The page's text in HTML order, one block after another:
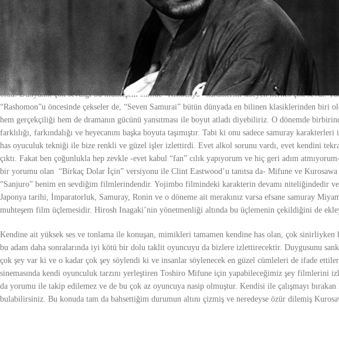
biraz daha bilinmesi, okunacak dergi, kitap yani kaynakların artması bilgiye aç olan insanların
Sizlere 1920 yılında doğmuş bu muazzam oyuncu için sırası ile şu ve şu filmlerde oynadı ve şu
geldiğince kısaca anlatacağım. Yaklaşık 160’ın üzerinde filmde rol almış bu muhteşem sinema
Sinema tarihinin “imparator” lakaplı büyük yönetmeni Kurosawa’dan, “Samuray” lakaplı Toshiro
oldu. Dünyanın çok sevdiği bu muhteşem filmde “Kikuchyo” karakterini izleyen herkes çok sevdi.
“Rashomon”u öncesinde çekseler de, “Seven Samurai” bütün dünyada en bilinen klasiklerinden biri
hem gerçekçiliği hem de dramanın gücünü yansıtması ile boyut atladı diyebiliriz. O dönemde
farklılığı, farkındalığı ve heyecanını başka boyuta taşımıştır. Tabi ki onu sadece samuray
has oyuculuk tekniği ile bize renkli ve güzel işler izlettirdi. Evet alkol sorunu vardı, evet kendini
çıktı. Fakat ben çoğunlukla hep zevkle -evet kabul “fan” cılık yapıyorum ve hiç geri adım
bir yorumu olan “Birkaç Dolar İçin” versiyonu ile Clint Eastwood’u tanıtsa da- Mifune ve Kurosawa
“Sanjuro” benim en sevdiğim filmlerindendir. Yojimbo filmindeki karakterin devamı niteliğindedir ve
Japonya tarihi, İmparatorluk, Samuray, Ronin ve o döneme ait merakınız varsa efsane samuray
muhteşem film üçlemesidir. Hirosh Inagaki’nin yönetmenliği altında bu üçlemenin çekildiğini de
Kendine ait yüksek ses ve tonlama ile konuşan, mimikleri tamamen kendine has olan, çok sinirliyken
bu adam daha sonralarında iyi kötü bir dolu taklit oyuncuyu da bizlere izlettirecektir. Duygusunu
çok şey var ki ve o kadar çok şey söylendi ki ve insanlar söylenecek en güzel cümleleri de ifade
sinemasında kendi oyunculuk tarzını yerleştiren Toshiro Mifune için yapabileceğimiz şey filmlerini
da yorumu ile takip edilemez ve de bu çok az oyuncuya nasip olmuştur. Kendisi ile çalışmayı
bulabilirsiniz. Bu konuda tam da bahsettiğim durumun altını çizmiş ve neredeyse özür dilemiş